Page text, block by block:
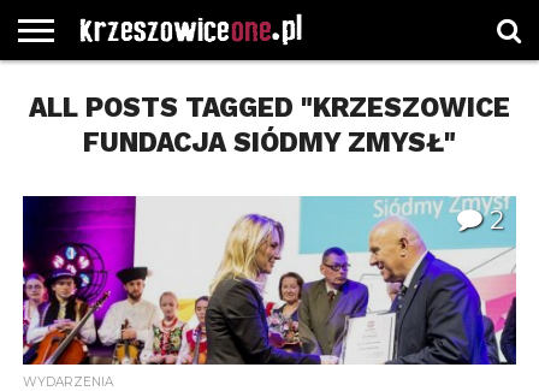
GŁÓWNA
WYBORY
SAMORZĄDOWE
WYBIERZ
KATEGORIE
ROZKŁADY
JAZDY
GREGORCZYK
WATCH
KONTAKT
ALL POSTS TAGGED "KRZESZOWICE
FUNDACJA SIÓDMY ZMYSŁ"
2
WYDARZENIA